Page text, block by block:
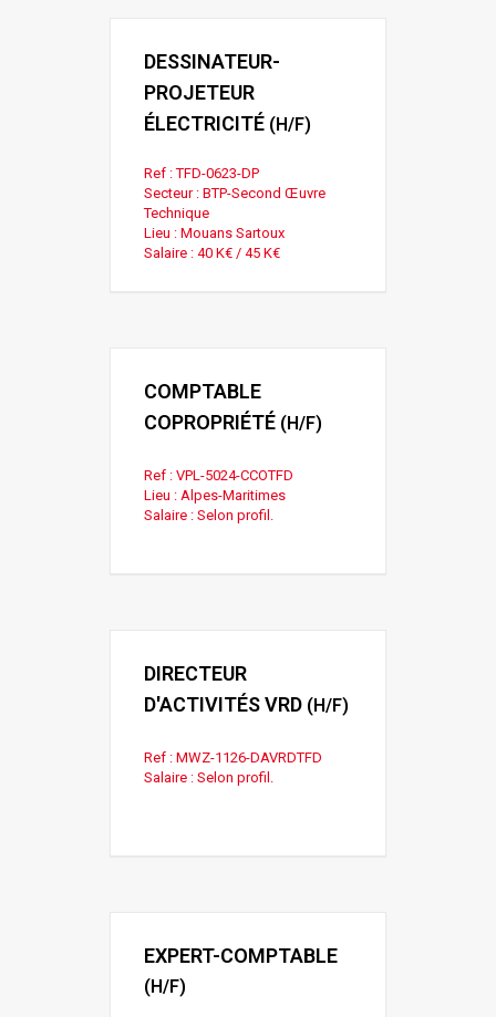
DESSINATEUR-
PROJETEUR
ÉLECTRICITÉ (H/F)
Ref : TFD-0623-DP
Secteur : BTP-Second Œuvre
Technique
Lieu : Mouans Sartoux
Salaire : 40 K€ / 45 K€
COMPTABLE
COPROPRIÉTÉ (H/F)
Ref : VPL-5024-CCOTFD
Lieu : Alpes-Maritimes
Salaire : Selon profil.
DIRECTEUR
D'ACTIVITÉS VRD (H/F)
Ref : MWZ-1126-DAVRDTFD
Salaire : Selon profil.
EXPERT-COMPTABLE
(H/F)